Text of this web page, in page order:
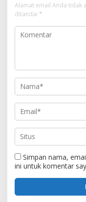
Alamat email Anda tidak
ditandai *
Simpan nama,
ini untuk komentar